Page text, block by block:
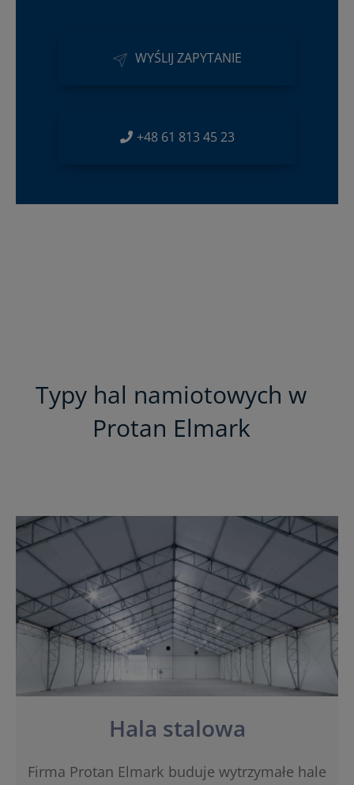
WYŚLIJ ZAPYTANIE
+48 61 813 45 23
Typy hal namiotowych w
Protan Elmark
Hala stalowa
Firma Protan Elmark buduje wytrzymałe hale